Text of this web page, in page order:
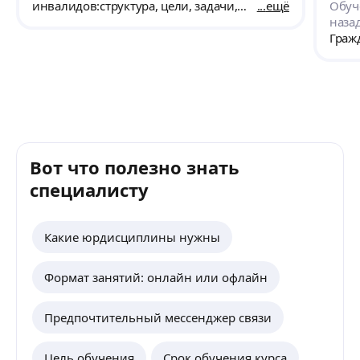
инвалидов:структура, цели, задачи,
ещё
Вот что полезно знать
специалисту
Какие юрдисциплины нужны
Формат занятий: онлайн или офлайн
Предпочтительный мессенджер связи